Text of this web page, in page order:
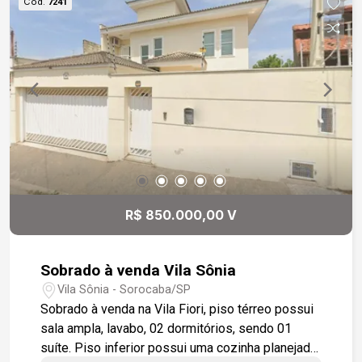
um patrimônio sólido em uma região que só
cresce e valoriza Por que escolher a Vila Amato?
Além da segurança e valorização constante, o
bairro oferece qualidade de vida, praticidade e
tudo o que sua família precisa ao redor. Fácil
acesso à rodovia Castelo Branco. Entre em
contato agora mesmo e aproveite essa
oportunidade o quanto antes!
R$ 850.000,00 V
Sobrado à venda Vila Sônia
Vila Sônia - Sorocaba/SP
Sobrado à venda na Vila Fiori, piso térreo possui
sala ampla, lavabo, 02 dormitórios, sendo 01
suíte. Piso inferior possui uma cozinha planejada,